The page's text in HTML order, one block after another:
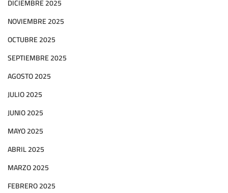
DICIEMBRE 2025
NOVIEMBRE 2025
OCTUBRE 2025
SEPTIEMBRE 2025
AGOSTO 2025
JULIO 2025
JUNIO 2025
MAYO 2025
ABRIL 2025
MARZO 2025
FEBRERO 2025